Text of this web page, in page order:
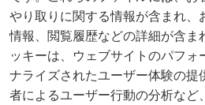
やり取りに関する情報が含まれ、
情報、閲覧履歴などの詳細が含ま
ッキーは、ウェブサイトのパフォ
ナライズされたユーザー体験の提
者によるユーザー行動の分析など